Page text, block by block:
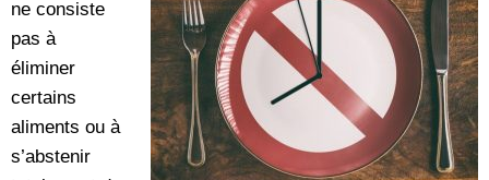
ne consiste
pas à
éliminer
certains
aliments ou à
s’abstenir